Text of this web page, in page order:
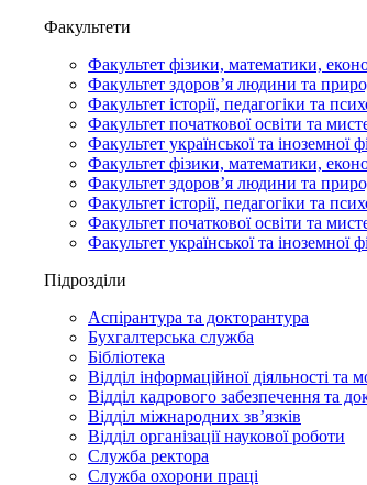
Факультети
Факультет фізики, математики,
Факультет здоров’я людини та
Факультет історії, педагогіки та
Факультет початкової освіти та
Факультет української та іноземної
Факультет фізики, математики,
Факультет здоров’я людини та
Факультет історії, педагогіки та
Факультет початкової освіти та
Факультет української та іноземної
Підрозділи
Аспірантура та докторантура
Бухгалтерська служба
Бібліотека
Відділ інформаційної діяльності та
Відділ кадрового забезпечення та
Відділ міжнародних зв’язків
Відділ організації наукової роботи
Служба ректора
Служба охорони праці